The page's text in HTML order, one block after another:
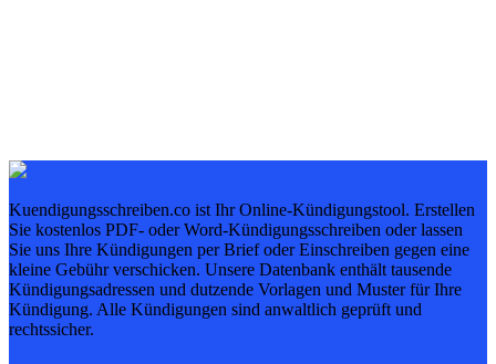
Kuendigungsschreiben.co ist Ihr Online-Kündigungstool. Erstellen
Sie kostenlos PDF- oder Word-Kündigungsschreiben oder lassen
Sie uns Ihre Kündigungen per Brief oder Einschreiben gegen eine
kleine Gebühr verschicken. Unsere Datenbank enthält tausende
Kündigungsadressen und dutzende Vorlagen und Muster für Ihre
Kündigung. Alle Kündigungen sind anwaltlich geprüft und
rechtssicher.